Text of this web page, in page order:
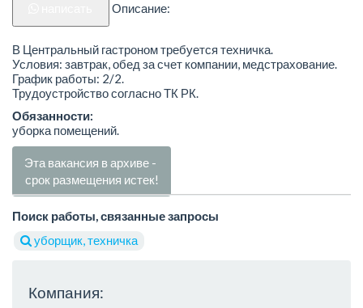
Описание:
В Центральный гастроном требуется техничка.
Условия: завтрак, обед за счет компании, медстрахование.
График работы: 2/2.
Трудоустройство согласно ТК РК.
Обязанности:
уборка помещений.
Эта вакансия в архиве -
срок размещения истек!
Поиск работы, связанные запросы
уборщик, техничка
Компания: